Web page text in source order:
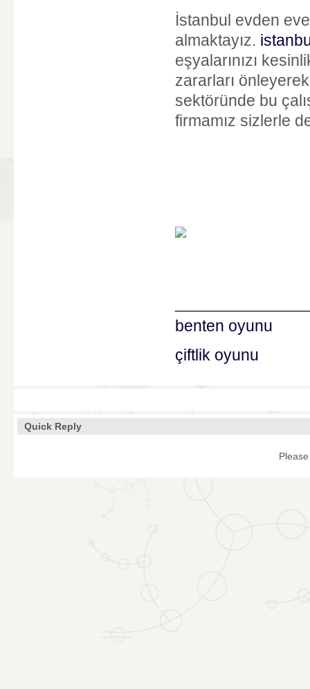
İstanbul evden eve
almaktayız.
eşyalarınızı
zararları
sektöründe bu
firmamız sizlerle
benten oyunu
çiftlik oyunu
Quick Reply